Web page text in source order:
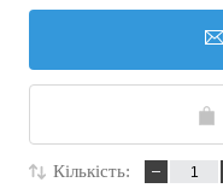
Кількість: